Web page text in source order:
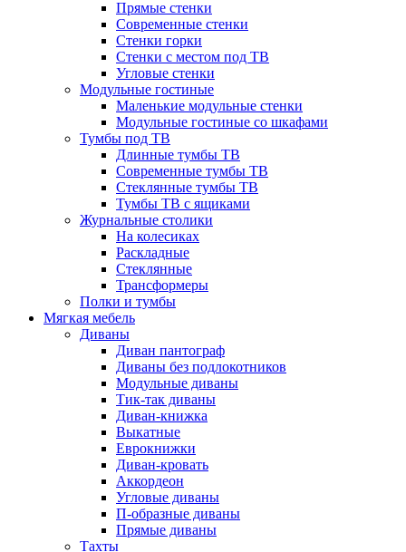
Прямые стенки
Современные стенки
Стенки горки
Стенки с местом под ТВ
Угловые стенки
Модульные гостиные
Маленькие модульные стенки
Модульные гостиные со шкафами
Тумбы под ТВ
Длинные тумбы ТВ
Современные тумбы ТВ
Стеклянные тумбы ТВ
Тумбы ТВ с ящиками
Журнальные столики
На колесиках
Раскладные
Стеклянные
Трансформеры
Полки и тумбы
Мягкая мебель
Диваны
Диван пантограф
Диваны без подлокотников
Модульные диваны
Тик-так диваны
Диван-книжка
Выкатные
Еврокнижки
Диван-кровать
Аккордеон
Угловые диваны
П-образные диваны
Прямые диваны
Тахты